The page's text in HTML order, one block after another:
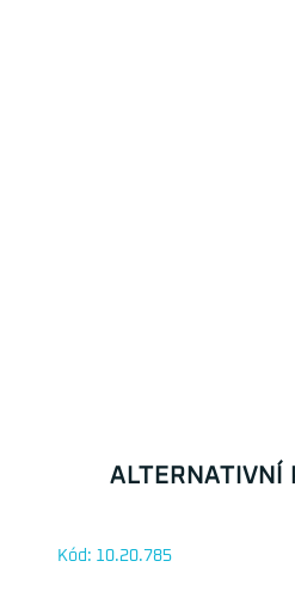
ALTERNATIVNÍ
Kód: 10.20.785